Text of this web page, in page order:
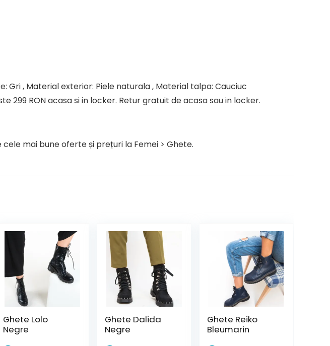
Gri , Material exterior: Piele naturala , Material talpa: Cauciuc
RON acasa si in locker. Retur gratuit de acasa sau in locker.
mai bune oferte și prețuri la Femei > Ghete.
Ghete Lolo
Negre
Ghete Dalida
Negre
Ghete Reiko
Bleumarin